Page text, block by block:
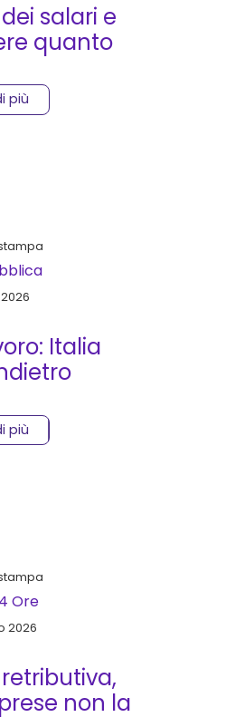
salari e
quanto
più
Italia
più
Ore
2026
non la